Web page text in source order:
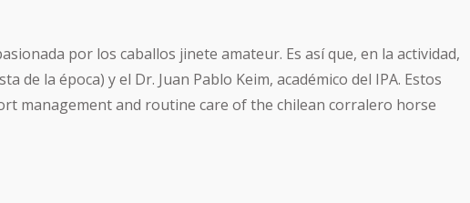
por los caballos jinete amateur. Es así que, en la actividad,
la época) y el Dr. Juan Pablo Keim, académico del IPA. Estos
management and routine care of the chilean corralero horse